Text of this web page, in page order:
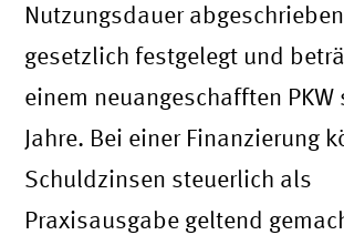
Nutzungsdauer
gesetzlich festgelegt und
einem neuangeschafften PKW
Jahre. Bei einer Finanzierung
Schuldzinsen steuerlich als
Praxisausgabe geltend